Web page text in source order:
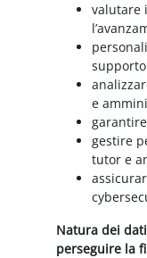
valutare
e
gestire
tutor e
Natura dei
perseguire la